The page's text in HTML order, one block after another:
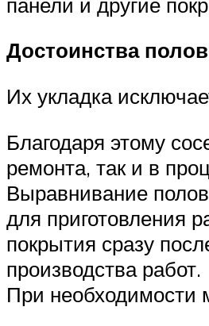
Достоинства
Их укладка
Благодаря этому
ремонта, так и в
Выравнивание
для приготовления
покрытия сразу
производства работ.
При необходимости